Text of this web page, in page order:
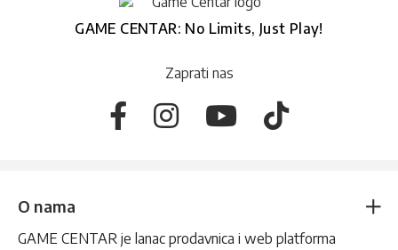
GAME CENTAR: No Limits, Just Play!
Zaprati nas
O nama
GAME CENTAR je lanac prodavnica i web platforma